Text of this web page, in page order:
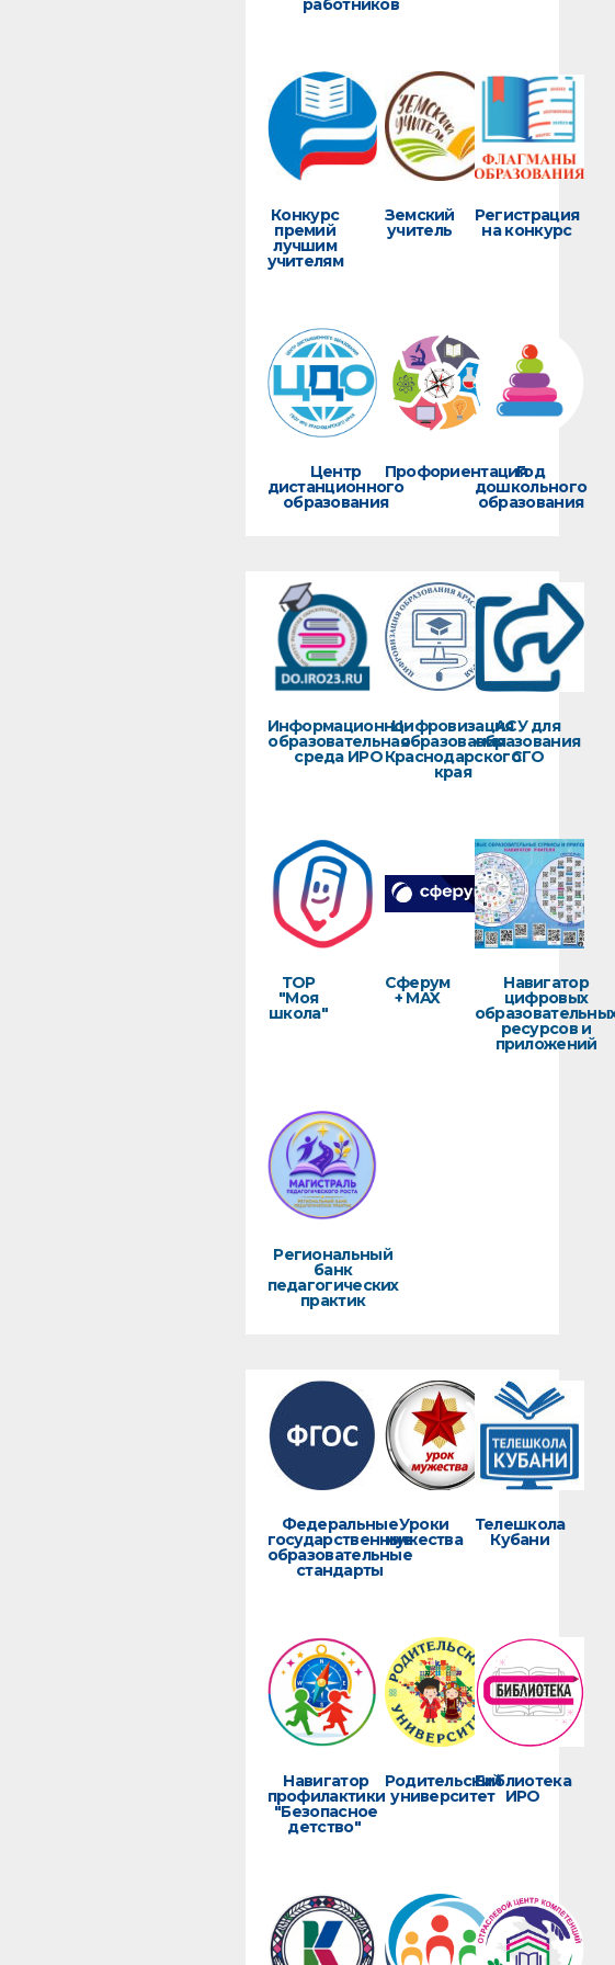
работников
Конкурс
премий
лучшим
учителям
Земский
учитель
Регистрация
на конкурс
Центр
дистанционного
образования
ПрофориентацияГод
дошкольного
образования
Информационно-
образовательная
среда ИРО
Цифровизация
образования
Краснодарского
края
АСУ для
образования
СГО
ТОР
"Моя
школа"
Сферум
+ MAX
Навигатор
цифровых
ресурсов и
приложений
Региональный
банк
педагогических
практик
Федеральные
государственные
образовательные
стандарты
Уроки
мужества
Телешкола
Кубани
Навигатор
профилактики
"Безопасное
детство"
Родительский
университет
Библиотека
ИРО